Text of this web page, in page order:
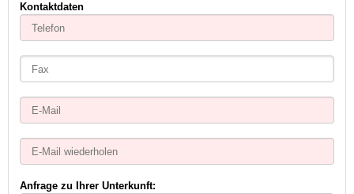
Kontaktdaten
Anfrage zu Ihrer Unterkunft: